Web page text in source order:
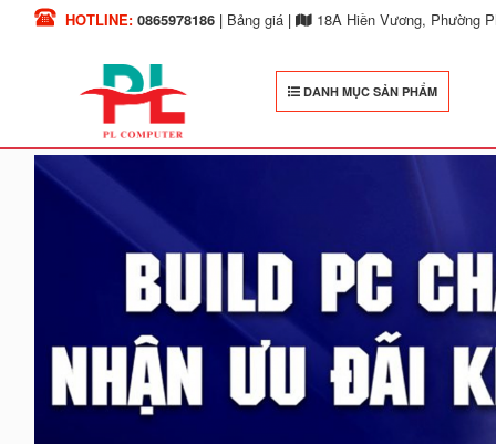
HOTLINE: 0865978186| Bảng giá| 18A Hiền Vương, Phường
DANH MỤC SẢN PHẨM